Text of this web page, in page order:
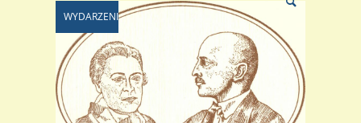
WYDARZENIA